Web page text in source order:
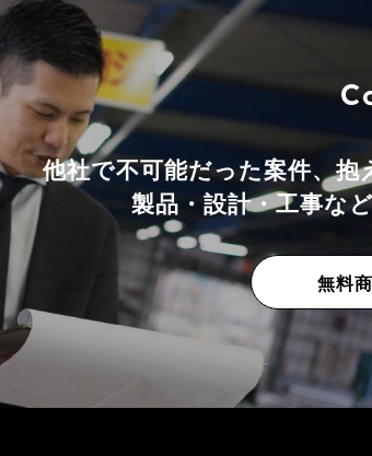
他社で不可能だった案件、
製品・設計・工事な
無料